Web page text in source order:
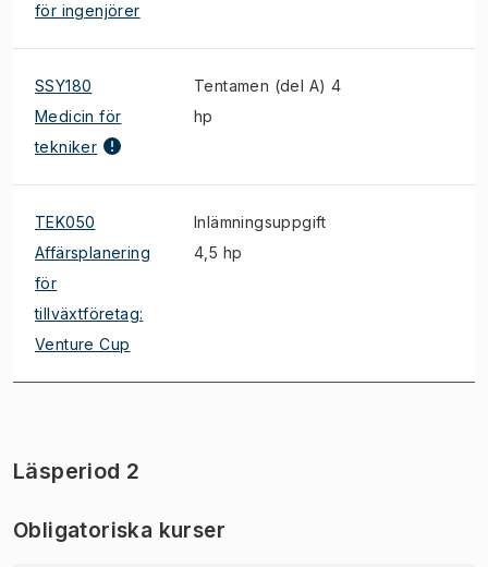
för ingenjörer
SSY180
Medicin för
tekniker
Tentamen (del A) 4
hp
TEK050
Affärsplanering
för
tillväxtföretag:
Venture Cup
Inlämningsuppgift
4,5 hp
Läsperiod 2
Obligatoriska kurser